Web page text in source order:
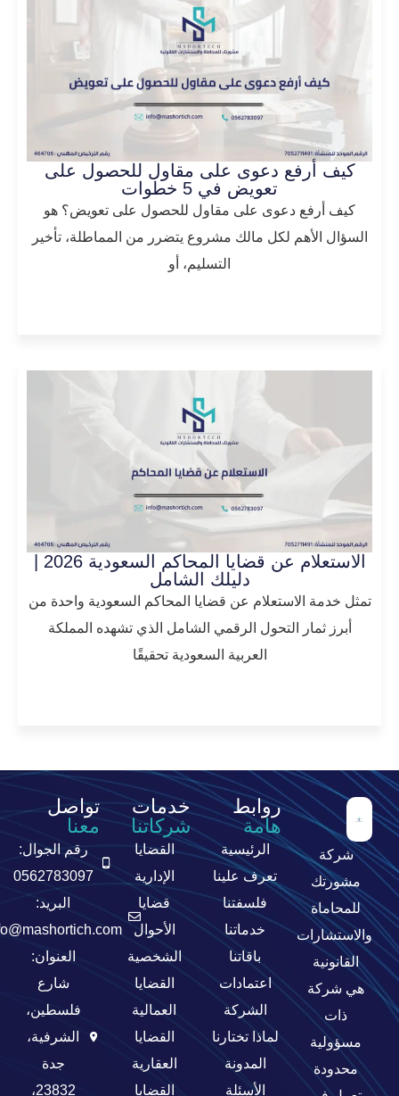
كيف أرفع دعوى على مقاول للحصول على
تعويض في 5 خطوات
كيف أرفع دعوى على مقاول للحصول على تعويض؟ هو
السؤال الأهم لكل مالك مشروع يتضرر من المماطلة، تأخير
التسليم، أو
الاستعلام عن قضايا المحاكم السعودية 2026 |
دليلك الشامل
تمثل خدمة الاستعلام عن قضايا المحاكم السعودية واحدة من
أبرز ثمار التحول الرقمي الشامل الذي تشهده المملكة
العربية السعودية تحقيقًا
شركة
مشورتك
للمحاماة
والاستشارات
القانونية
هي شركة
ذات
مسؤولية
محدودة
روابط
هامة
الرئيسية
تعرف علينا
فلسفتنا
خدماتنا
باقاتنا
اعتمادات
الشركة
لماذا تختارنا
المدونة
الأسئلة
خدمات
شركاتنا
القضايا
الإدارية
قضايا
الأحوال
الشخصية
القضايا
العمالية
القضايا
العقارية
القضايا
تواصل
معنا
رقم الجوال:
0562783097
البريد:
العنوان:
شارع
فلسطين،
الشرفية،
جدة
23832،